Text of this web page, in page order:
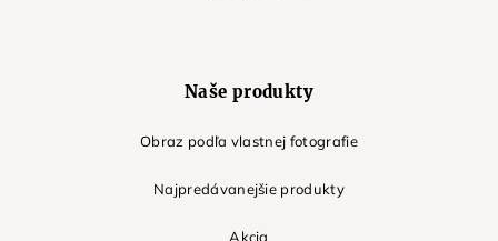
Naše produkty
Obraz podľa vlastnej fotografie
Najpredávanejšie produkty
Akcia